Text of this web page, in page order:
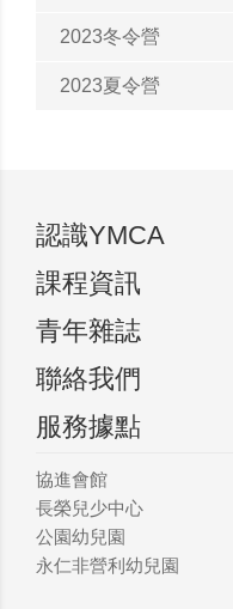
2023冬令營
2023夏令營
認識YMCA
課程資訊
青年雜誌
聯絡我們
服務據點
協進會館
長榮兒少中心
公園幼兒園
永仁非營利幼兒園